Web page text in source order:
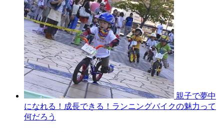
親子で夢中
になれる！成長できる！ランニングバイクの魅力って
何だろう